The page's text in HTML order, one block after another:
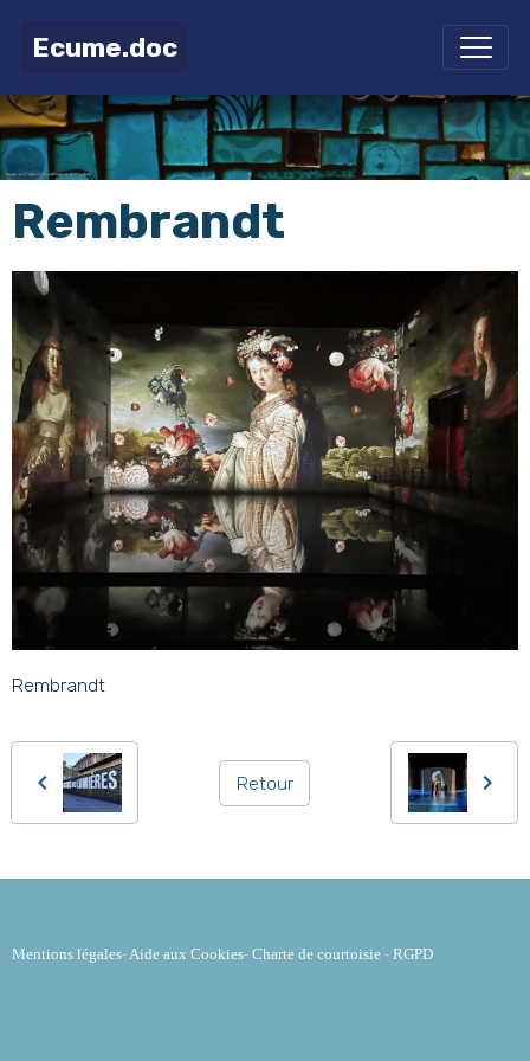
Ecume.doc
Rembrandt
Rembrandt
Retour
Mentions légales-Aide aux Cookies- Charte de courtoisie - RGPD